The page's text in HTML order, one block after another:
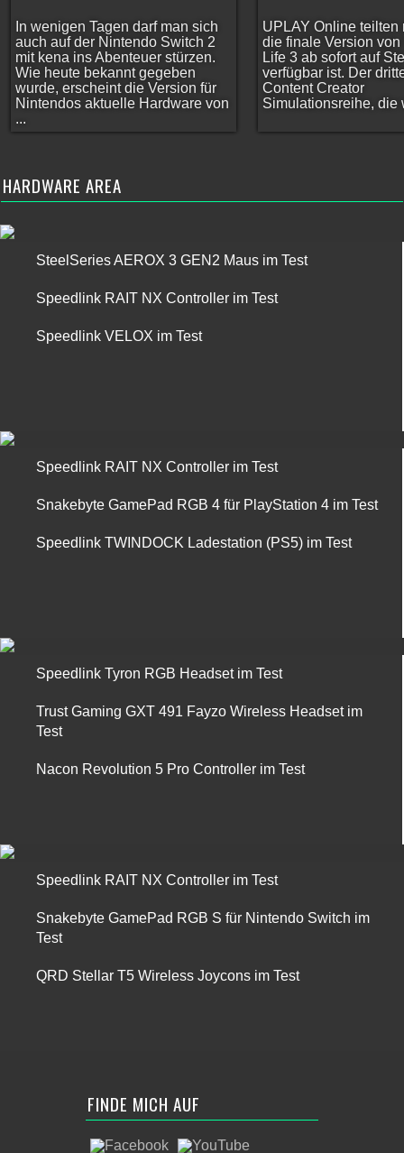
In wenigen Tagen darf man sich
auch auf der Nintendo Switch 2
mit kena ins Abenteuer stürzen.
Wie heute bekannt gegeben
wurde, erscheint die Version für
Nintendos aktuelle Hardware von
...
UPLAY Online teilten
die finale Version von
Life 3 ab sofort auf
verfügbar ist. Der
Content Creator
Simulationsreihe, die
HARDWARE AREA
SteelSeries AEROX 3 GEN2 Maus im Test
Speedlink RAIT NX Controller im Test
Speedlink VELOX im Test
Speedlink RAIT NX Controller im Test
Snakebyte GamePad RGB 4 für PlayStation 4 im Test
Speedlink TWINDOCK Ladestation (PS5) im Test
Speedlink Tyron RGB Headset im Test
Trust Gaming GXT 491 Fayzo Wireless Headset im
Test
Nacon Revolution 5 Pro Controller im Test
Speedlink RAIT NX Controller im Test
Snakebyte GamePad RGB S für Nintendo Switch im
Test
QRD Stellar T5 Wireless Joycons im Test
FINDE MICH AUF